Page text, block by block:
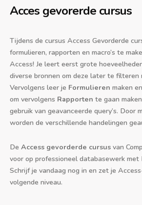
Acces gevorerde cursus
Tijdens de cursus Access Gevorderde
formulieren, rapporten en macro’s te
Access! Je leert eerst grote
diverse bronnen om deze later te filteren
Vervolgens leer je Formulieren maken
om vervolgens Rapporten te gaan
gebruik van geavanceerde query’s. Door
worden de verschillende handelingen
De Access gevorderde cursus van
voor op professioneel databasewerk met
Schrijf je vandaag nog in en zet je
volgende niveau.